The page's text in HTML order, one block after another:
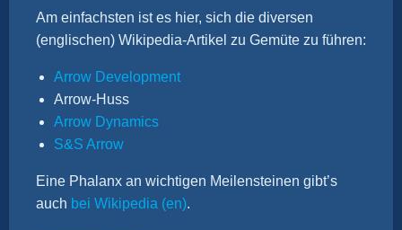
Am einfachsten ist es hier, sich die diversen
(englischen) Wikipedia-Artikel zu Gemüte zu führen:
Arrow Development
Arrow-Huss
Arrow Dynamics
S&S Arrow
Eine Phalanx an wichtigen Meilensteinen gibt’s
auch bei Wikipedia (en).